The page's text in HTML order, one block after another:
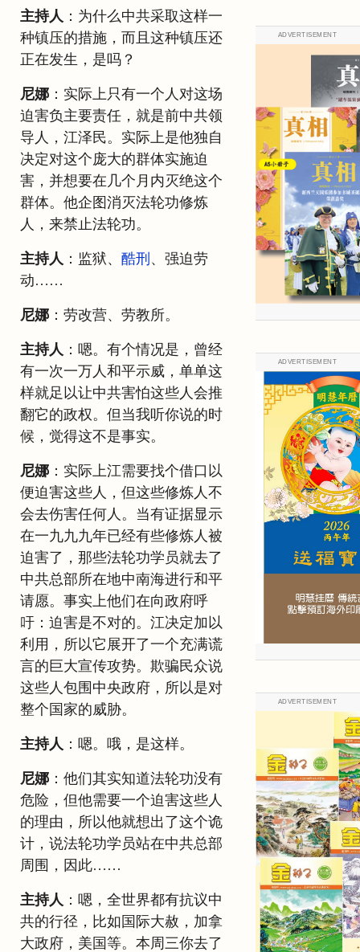
主持人 ：为什么中共采取这样一
种镇压的措施，而且这种镇压还
正在发生，是吗？
尼娜 ：实际上只有一个人对这场
迫害负主要责任，就是前中共领
导人，江泽民。实际上是他独自
决定对这个庞大的群体实施迫
害，并想要在几个月内灭绝这个
群体。他企图消灭法轮功修炼
人，来禁止法轮功。
主持人 ：监狱、 酷刑 、强迫劳
动……
尼娜 ：劳改营、劳教所。
主持人 ：嗯。有个情况是，曾经
有一次一万人和平示威，单单这
样就足以让中共害怕这些人会推
翻它的政权。但当我听你说的时
候，觉得这不是事实。
尼娜 ：实际上江需要找个借口以
便迫害这些人，但这些修炼人不
会去伤害任何人。当有证据显示
在一九九九年已经有些修炼人被
迫害了，那些法轮功学员就去了
中共总部所在地中南海进行和平
请愿。事实上他们在向政府呼
吁：迫害是不对的。江决定加以
利用，所以它展开了一个充满谎
言的巨大宣传攻势。欺骗民众说
这些人包围中央政府，所以是对
整个国家的威胁。
主持人 ：嗯。哦，是这样。
尼娜 ：他们其实知道法轮功没有
危险，但他需要一个迫害这些人
的理由，所以他就想出了这个诡
计，说法轮功学员站在中共总部
周围，因此……
主持人 ：嗯，全世界都有抗议中
共的行径，比如国际大赦，加拿
大政府，美国等。本周三你去了
ADVERTISEMENT
ADVERTISEMENT
ADVERTISEMENT